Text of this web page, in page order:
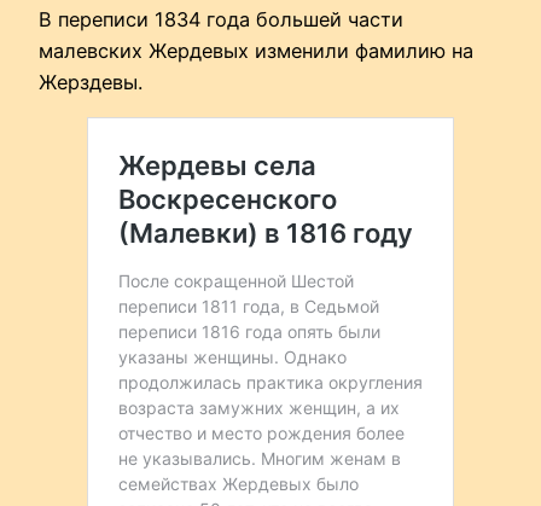
В переписи 1834 года большей части
малевских Жердевых изменили фамилию на
Жерздевы.